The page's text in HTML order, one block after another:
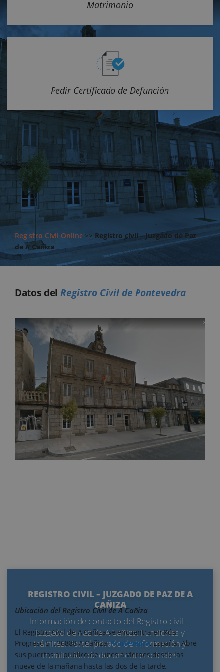
REGISTRO CIVIL – JUZGADO DE PAZ DE A
CAÑIZA
Información de contacto del Registro civil –
Juzgado de Paz de A Cañiza. Funciones y
trámites. Portal privado de información y
tramitación de documentos oficiales
Matrimonio
Pedir Certificado de Defunción
Registro Civil Online >> Registro civil – Juzgado de Paz
de A Cañiza
Datos del Registro Civil de Pontevedra
Ubicación del Registro Civil de A Cañiza
El Registro Civil de A Cañiza se encuentra en Rúa
Progreso 51, 36888 A Cañiza,Pontevedra, España. Abre
sus puertas al público de lunes a viernes desde las
nueve de la mañana hasta las dos de la tarde.